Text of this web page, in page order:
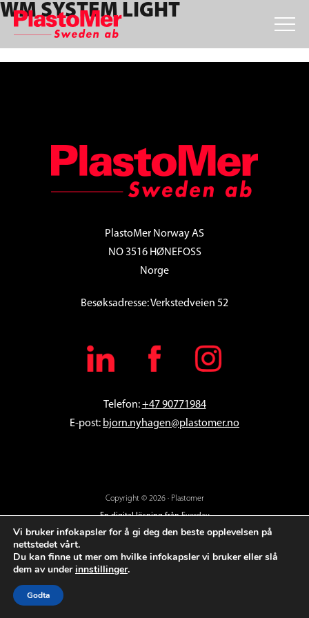
Skip
primary
navigation
Skip
main
content
Skip
footer
WM SYSTEM LIGHT
PlastoMer Norway AS
NO 3516 HØNEFOSS
Norge
Besøksadresse: Verkstedveien 52
Telefon:+47 90771984
E-post: bjorn.nyhagen@plastomer.no
Copyright © 2026 · Plastomer
En digital lösning frånEverday
Vi bruker infokapsler for å gi deg den beste opplevelsen på
nettstedet vårt.
Du kan finne ut mer om hvilke infokapsler vi bruker eller slå
dem av underinnstillinger.
Godta